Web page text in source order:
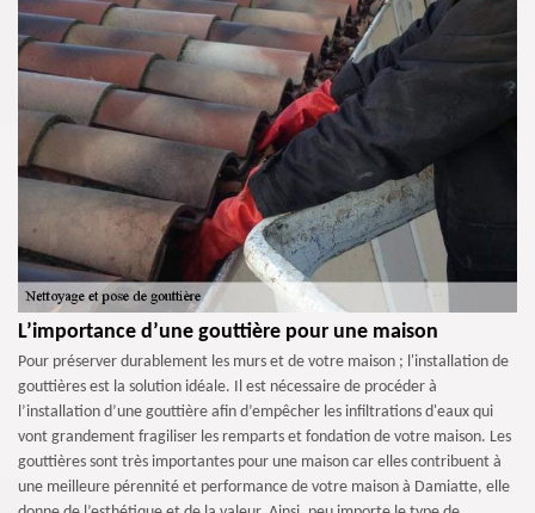
L’importance d’une gouttière pour une maison
Pour préserver durablement les murs et de votre maison ; l'installation de
gouttières est la solution idéale. Il est nécessaire de procéder à
l’installation d’une gouttière afin d’empêcher les infiltrations d'eaux qui
vont grandement fragiliser les remparts et fondation de votre maison. Les
gouttières sont très importantes pour une maison car elles contribuent à
une meilleure pérennité et performance de votre maison à Damiatte, elle